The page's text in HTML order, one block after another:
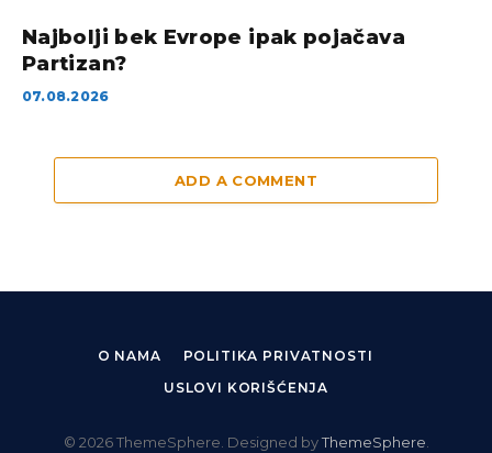
Najbolji bek Evrope ipak pojačava
Partizan?
07.08.2026
ADD A COMMENT
O NAMA
POLITIKA PRIVATNOSTI
USLOVI KORIŠĆENJA
© 2026 ThemeSphere. Designed byThemeSphere